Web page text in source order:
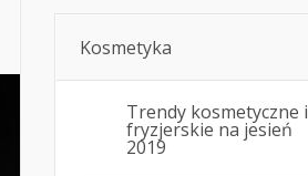
Kosmetyka
Trendy kosmetyczne i
fryzjerskie na jesień
2019